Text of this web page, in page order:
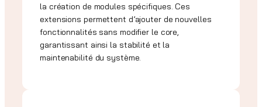
la création de modules spécifiques. Ces
extensions permettent d’ajouter de nouvelles
fonctionnalités sans modifier le core,
garantissant ainsi la stabilité et la
maintenabilité du système.